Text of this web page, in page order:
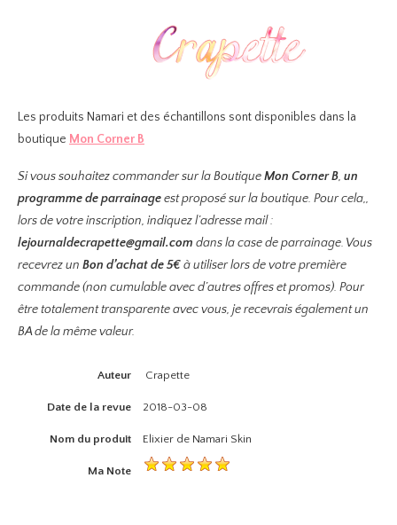
Les produits Namari et des échantillons sont disponibles dans la
boutique Mon Corner B
Si vous souhaitez commander sur la BoutiqueMon Corner B, un
programme de parrainageest proposé sur la boutique. Pour cela,,
lors de votre inscription, indiquez l’adresse mail :
lejournaldecrapette@gmail.com dans la case de parrainage. Vous
recevrez un Bon d’achat de 5€à utiliser lors de votre première
commande (non cumulable avec d’autres offres et promos). Pour
être totalement transparente avec vous, je recevrais également un
BA de la même valeur.
Auteur Crapette
Date de la revue 2018-03-08
Nom du produit Elixier de Namari Skin
Ma Note